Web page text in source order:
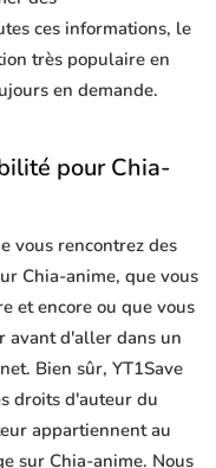
ces informations, le
très populaire en
en demande.
pour Chia-
vous rencontrez des
Chia-anime, que vous
et encore ou que vous
avant d'aller dans un
Bien sûr, YT1Save
droits d'auteur du
appartiennent au
sur Chia-anime. Nous